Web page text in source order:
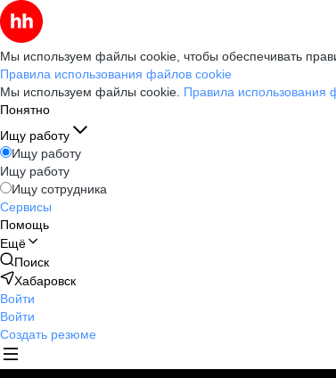
Мы используем файлы cookie, чтобы обеспечивать
Правила использования файлов cookie
Мы используем файлы cookie. Правила использования
Понятно
Ищу работу
Ищу работу
Ищу работу
Ищу сотрудника
Сервисы
Помощь
Ещё
Поиск
Хабаровск
Войти
Войти
Создать резюме